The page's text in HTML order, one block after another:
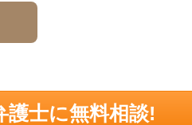
護士に無料相談!